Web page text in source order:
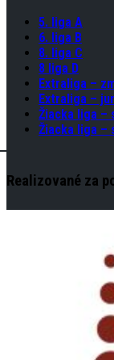
5. liga A
6. liga B
8. liga C
8 liga D
Extraliga –
Extraliga –
Žiacka liga –
Žiacka liga –
Realizované za